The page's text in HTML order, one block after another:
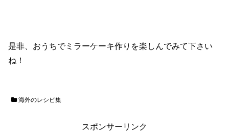
是非、おうちでミラーケーキ作りを楽しんでみて下さい
ね！
海外のレシピ集
スポンサーリンク